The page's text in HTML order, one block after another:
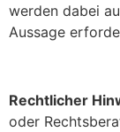
werden dabei
Aussage
Rechtlicher
oder